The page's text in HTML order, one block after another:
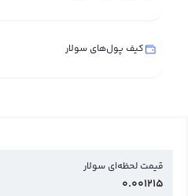
کیف پول‌های سولار
قیمت لحظه‌ای سولار
0.001215